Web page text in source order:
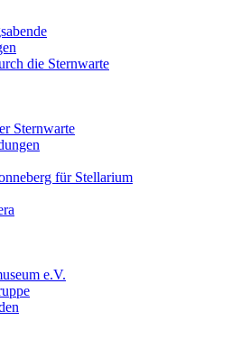
die Sternwarte
Sternwarte
für Stellarium
e.V.